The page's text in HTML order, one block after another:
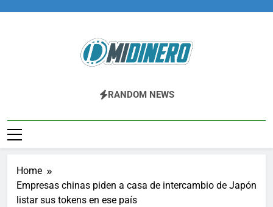
Midinero.co
Fintech, Criptomonedas
RANDOM NEWS
Home
Empresas chinas piden a casa de intercambio de Japón
listar sus tokens en ese país